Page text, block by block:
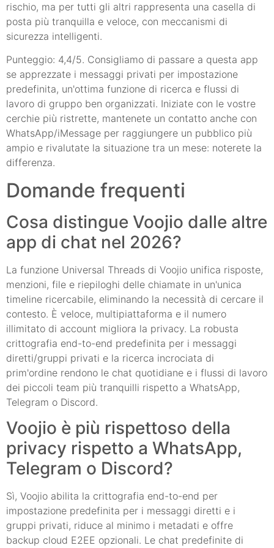
rischio, ma per tutti gli altri rappresenta una casella di
posta più tranquilla e veloce, con meccanismi di
sicurezza intelligenti.
Punteggio: 4,4/5. Consigliamo di passare a questa app
se apprezzate i messaggi privati per impostazione
predefinita, un'ottima funzione di ricerca e flussi di
lavoro di gruppo ben organizzati. Iniziate con le vostre
cerchie più ristrette, mantenete un contatto anche con
WhatsApp/iMessage per raggiungere un pubblico più
ampio e rivalutate la situazione tra un mese: noterete la
differenza.
Domande frequenti
Cosa distingue Voojio dalle altre
app di chat nel 2026?
La funzione Universal Threads di Voojio unifica risposte,
menzioni, file e riepiloghi delle chiamate in un'unica
timeline ricercabile, eliminando la necessità di cercare il
contesto. È veloce, multipiattaforma e il numero
illimitato di account migliora la privacy. La robusta
crittografia end-to-end predefinita per i messaggi
diretti/gruppi privati e la ricerca incrociata di
prim'ordine rendono le chat quotidiane e i flussi di lavoro
dei piccoli team più tranquilli rispetto a WhatsApp,
Telegram o Discord.
Voojio è più rispettoso della
privacy rispetto a WhatsApp,
Telegram o Discord?
Sì, Voojio abilita la crittografia end-to-end per
impostazione predefinita per i messaggi diretti e i
gruppi privati, riduce al minimo i metadati e offre
backup cloud E2EE opzionali. Le chat predefinite di